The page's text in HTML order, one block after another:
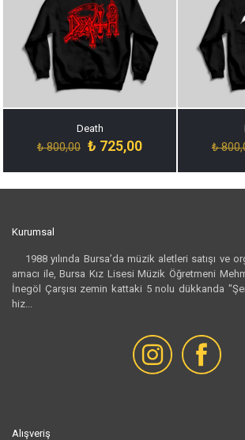
Death
₺800,00 Orijinal
₺ 800,00.
₺ 725,00Şu
fiyat:
₺ 725,00.
₺
Kurumsal
1988 yılında Bursa’da müzik aletleri satışı ve
amacı ile, Bursa Kız Lisesi Müzik Öğretmeni
İnegöl Çarşısı zemin kattaki 5 nolu dükkanda
hiz...
Alışveriş